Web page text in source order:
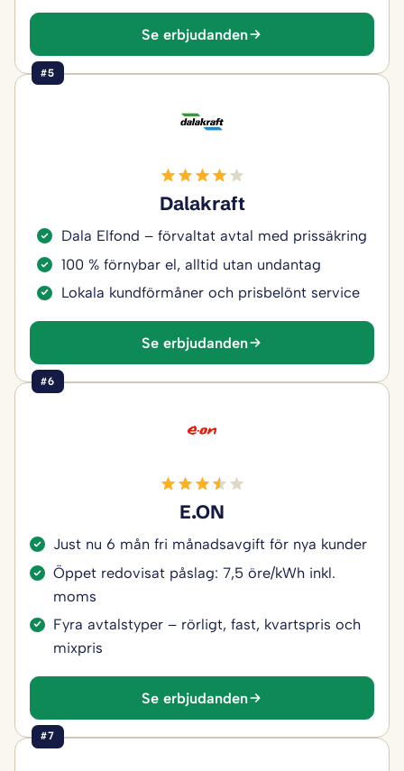
Se erbjudanden
#5
Dalakraft
Dala Elfond – förvaltat avtal med prissäkring
100 % förnybar el, alltid utan undantag
Lokala kundförmåner och prisbelönt service
Se erbjudanden
#6
E.ON
Just nu 6 mån fri månadsavgift för nya kunder
Öppet redovisat påslag: 7,5 öre/kWh inkl.
moms
Fyra avtalstyper – rörligt, fast, kvartspris och
mixpris
Se erbjudanden
#7